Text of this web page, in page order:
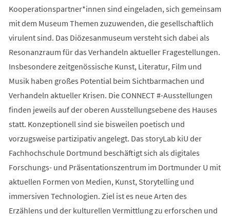
Kooperationspartner*innen sind eingeladen, sich gemeinsam
mit dem Museum Themen zuzuwenden, die gesellschaftlich
virulent sind. Das Diözesanmuseum versteht sich dabei als
Resonanzraum für das Verhandeln aktueller Fragestellungen.
Insbesondere zeitgenössische Kunst, Literatur, Film und
Musik haben großes Potential beim Sichtbarmachen und
Verhandeln aktueller Krisen. Die CONNECT #-Ausstellungen
finden jeweils auf der oberen Ausstellungsebene des Hauses
statt. Konzeptionell sind sie bisweilen poetisch und
vorzugsweise partizipativ angelegt. Das storyLab kiU der
Fachhochschule Dortmund beschäftigt sich als digitales
Forschungs- und Präsentationszentrum im Dortmunder U mit
aktuellen Formen von Medien, Kunst, Storytelling und
immersiven Technologien. Ziel ist es neue Arten des
Erzählens und der kulturellen Vermittlung zu erforschen und